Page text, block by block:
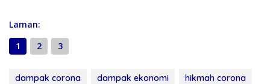
Laman:
1
2 3
dampak corona dampak ekonomi
hikmah corona